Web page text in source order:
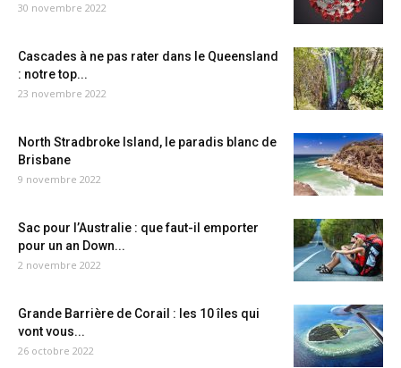
30 novembre 2022
Cascades à ne pas rater dans le Queensland
: notre top...
23 novembre 2022
North Stradbroke Island, le paradis blanc de
Brisbane
9 novembre 2022
Sac pour l’Australie : que faut-il emporter
pour un an Down...
2 novembre 2022
Grande Barrière de Corail : les 10 îles qui
vont vous...
26 octobre 2022